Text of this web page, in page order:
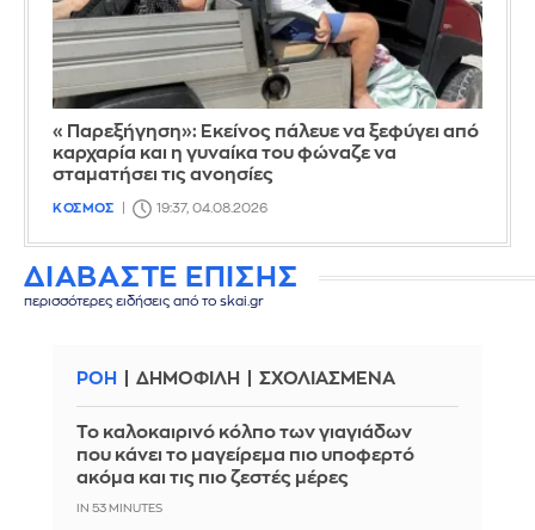
«Παρεξήγηση»: Εκείνος πάλευε να ξεφύγει από
καρχαρία και η γυναίκα του φώναζε να
σταματήσει τις ανοησίες
ΚΟΣΜΟΣ 19:37, 04.08.2026
ΔΙΑΒΑΣΤΕ ΕΠΙΣΗΣ
περισσότερες ειδήσεις από το skai.gr
ΡΟΗ ΔΗΜΟΦΙΛΗ ΣΧΟΛΙΑΣΜΕΝΑ
Το καλοκαιρινό κόλπο των γιαγιάδων
που κάνει το μαγείρεμα πιο υποφερτό
ακόμα και τις πιο ζεστές μέρες
IN 53 MINUTES